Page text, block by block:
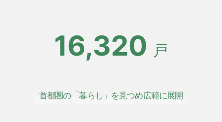
16,320 戸
首都圏の「暮らし」を見つめ広範に展開